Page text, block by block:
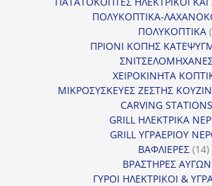
ΠΟΛΥΚΟΠΤΙΚΑ-
ΠΟΛΥΚΟΠΤΙΚΑ
ΠΡΙΟΝΙ ΚΟΠΗΣ
ΧΕΙΡΟΚΙΝΗΤΑ
ΜΙΚΡΟΣΥΣΚΕΥΕΣ ΖΕΣΤΗΣ
CARVING STATIONS
GRILL ΗΛΕΚΤΡΙΚΑ
GRILL ΥΓΡΑΕΡΙΟΥ
ΒΑΦΛΙΕΡΕΣ 1414
ΒΡΑΣΤΗΡΕΣ ΑΥΓΩΝ
ΓΥΡΟΙ ΗΛΕΚΤΡΙΚΟΙ &